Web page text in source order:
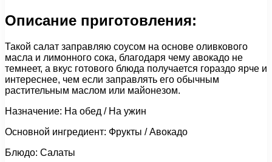
Описание приготовления:
Такой салат заправляю соусом на основе оливкового
масла и лимонного сока, благодаря чему авокадо не
темнеет, а вкус готового блюда получается гораздо ярче и
интереснее, чем если заправлять его обычным
растительным маслом или майонезом.
Назначение: На обед / На ужин
Основной ингредиент: Фрукты / Авокадо
Блюдо: Салаты